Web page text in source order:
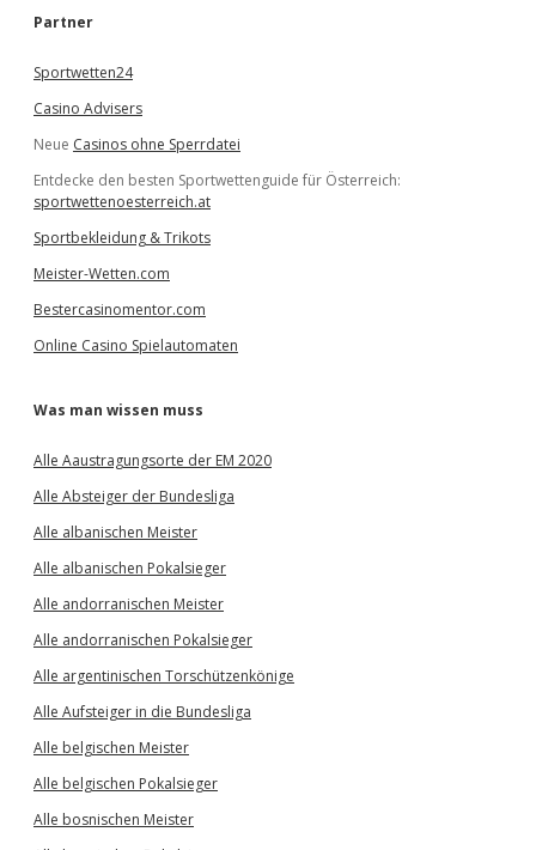
e
Partner
Sportwetten24
Casino Advisers
Neue Casinos ohne Sperrdatei
Entdecke den besten Sportwettenguide für Österreich:
sportwettenoesterreich.at
Sportbekleidung & Trikots
Meister-Wetten.com
Bestercasinomentor.com
Online Casino Spielautomaten
Was man wissen muss
Alle Aaustragungsorte der EM 2020
Alle Absteiger der Bundesliga
Alle albanischen Meister
Alle albanischen Pokalsieger
Alle andorranischen Meister
Alle andorranischen Pokalsieger
Alle argentinischen Torschützenkönige
Alle Aufsteiger in die Bundesliga
Alle belgischen Meister
Alle belgischen Pokalsieger
Alle bosnischen Meister